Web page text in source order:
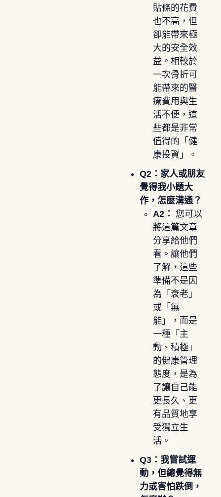
貼條的花費
也不高，但
卻能帶來極
大的安全效
益。相較於
一次骨折可
能帶來的醫
療費用與生
活不便，這
些都是非常
值得的「健
康投資」。
Q2：家人或朋友
覺得我小題大
作，怎麼溝通？
A2： 您可以
將這篇文章
分享給他們
看。讓他們
了解，這些
準備不是因
為「衰老」
或「無
能」，而是
一種「主
動、積極」
的健康管理
態度，是為
了讓自己能
更長久、更
有品質地享
受獨立生
活。
Q3：我嘗試運
動，但總覺得無
力或害怕跌倒，